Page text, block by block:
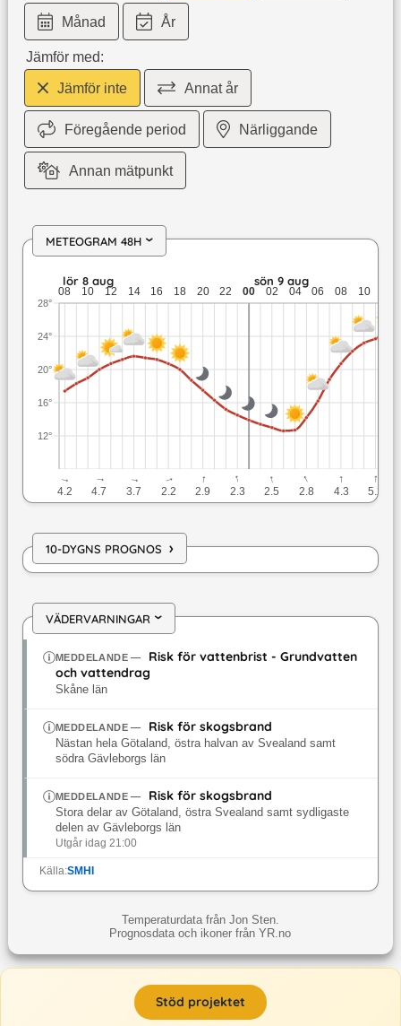
Månad År
Jämför med:
Jämför inte Annat år
Föregående period Närliggande
Annan mätpunkt
METEOGRAM 48H ›
lör 8 aug: 21,6 till 14,5 grader: ingen nederbörd: upp till
lör 8 aug sön 9 aug
08 10 12 14 16 18 20 22 00 02 04 06 08 10
12°
16°
20°
24°
28°
↓
4.2
↓
4.7
↓
3.7
↓
2.2
↓
2.9
↓
2.3
↓
2.5
↓
2.8
↓
4.3
↓
5.2
10-DYGNS PROGNOS ›
VÄDERVARNINGAR›
MEDDELANDE—
Risk för vattenbrist - Grundvatten
och vattendrag
Skåne län
MEDDELANDE— Risk för skogsbrand
Nästan hela Götaland, östra halvan av Svealand samt
södra Gävleborgs län
MEDDELANDE— Risk för skogsbrand
Stora delar av Götaland, östra Svealand samt sydligaste
delen av Gävleborgs län
Utgår idag 21:00
Källa:SMHI
Temperaturdata från Jon Sten.
Prognosdata och ikoner från YR.no
Stöd projektet